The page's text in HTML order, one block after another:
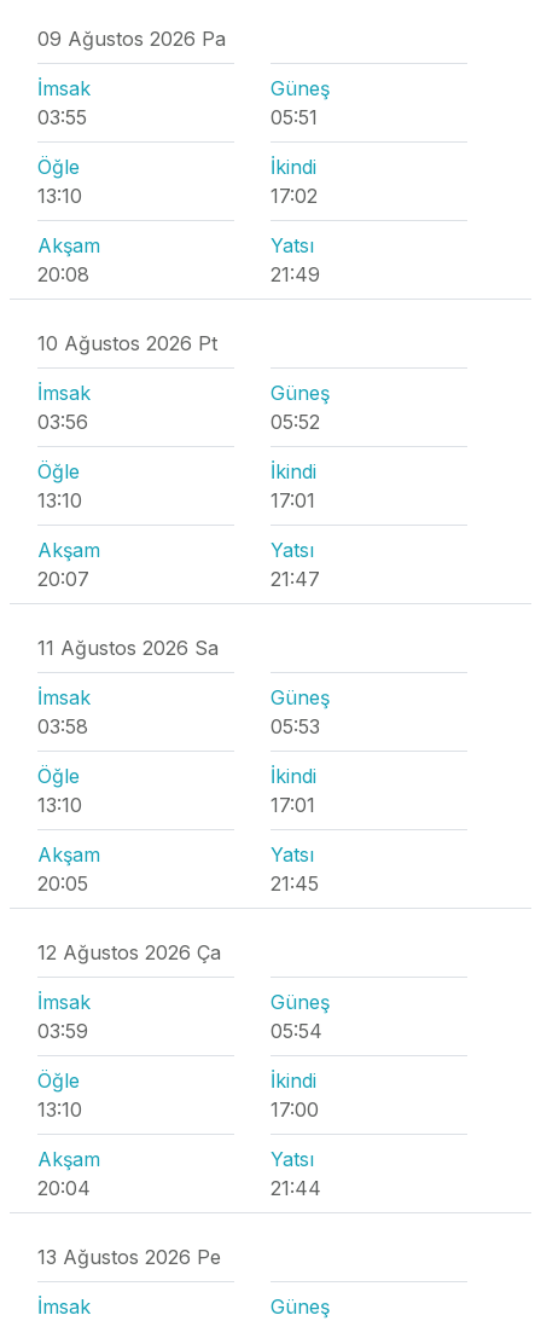
09 Ağustos 2026 Pa
İmsak
03:55
Güneş
05:51
Öğle
13:10
İkindi
17:02
Akşam
20:08
Yatsı
21:49
10 Ağustos 2026 Pt
İmsak
03:56
Güneş
05:52
Öğle
13:10
İkindi
17:01
Akşam
20:07
Yatsı
21:47
11 Ağustos 2026 Sa
İmsak
03:58
Güneş
05:53
Öğle
13:10
İkindi
17:01
Akşam
20:05
Yatsı
21:45
12 Ağustos 2026 Ça
İmsak
03:59
Güneş
05:54
Öğle
13:10
İkindi
17:00
Akşam
20:04
Yatsı
21:44
13 Ağustos 2026 Pe
İmsak
Güneş